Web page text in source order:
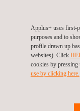
Applus+ uses first-
purposes and to
profile drawn up
websites). Click
cookies by
use by clicking here.